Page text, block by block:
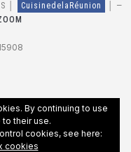
│ CuisinedelaRéunion
—
By continuing to use
their use.
cookies, see here:
cookies